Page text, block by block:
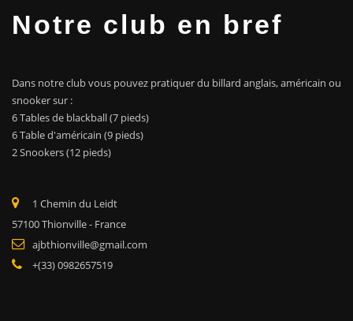
Notre club en bref
Dans notre club vous pouvez pratiquer du billard anglais, américain ou
snooker sur :
6 Tables de blackball (7 pieds)
6 Table d'américain (9 pieds)
2 Snookers (12 pieds)
1 Chemin du Leidt
57100 Thionville - France
ajbthionville@gmail.com
+(33) 0982657519